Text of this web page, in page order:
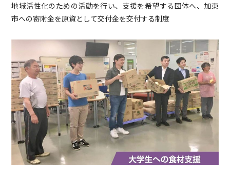
地域活性化のための活動を行い、支援を希望する団体へ、加東
市への寄附金を原資として交付金を交付する制度